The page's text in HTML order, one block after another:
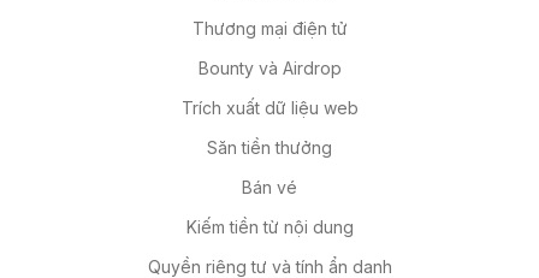
Thương mại điện tử
Bounty và Airdrop
Trích xuất dữ liệu web
Săn tiền thưởng
Bán vé
Kiếm tiền từ nội dung
Quyền riêng tư và tính ẩn danh